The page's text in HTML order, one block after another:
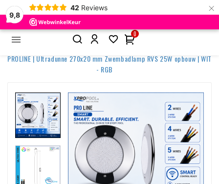
9,8
42 Reviews ×
 
0
Zwembadverlichting
Ultradunne lampen
PROLINE | Ultradunne 270x20 mm Zwembadlamp RVS 25W opbouw | WIT
- RGB